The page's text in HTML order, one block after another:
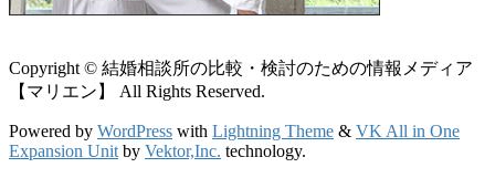
Copyright © 結婚相談所の比較・検討のための情報メディア
【マリエン】 All Rights Reserved.
Powered by WordPress with Lightning Theme & VK All in One
Expansion Unit by Vektor,Inc. technology.